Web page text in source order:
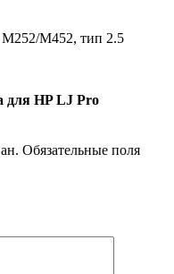
M452, тип 2.5
для HP LJ Pro
Обязательные поля